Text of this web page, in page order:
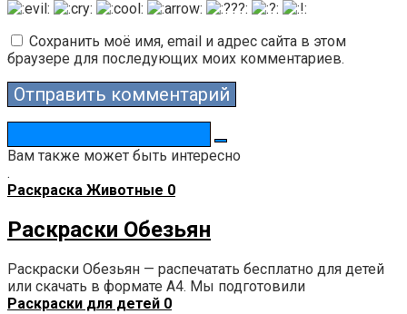
Сохранить моё имя, email и адрес сайта в этом
браузере для последующих моих комментариев.
Вам также может быть интересно
.
Раскраска Животные 0
Раскраски Обезьян
Раскраски Обезьян — распечатать бесплатно для детей
или скачать в формате А4. Мы подготовили
Раскраски для детей 0